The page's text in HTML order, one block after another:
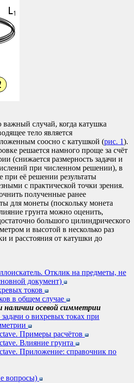
случай, когда катушка
тело является
соосно с катушкой (рис. 1).
решается намного проще за счёт
(снижается размерность задачи и
при численном решении), в
при её решении результаты
с практической точки зрения.
полученные ранее
для монеты (поскольку монета
грунта можно оценить,
большого цилиндрического
и высотой в несколько раз
и расстояния от катушки до
Отклик на предметы, не
документ)
токов
в общем случае
наличии осевой симметрии
о вихревых токах при
Примеры расчётов
Влияние грунта
Приложение: справочник по
вопросы)